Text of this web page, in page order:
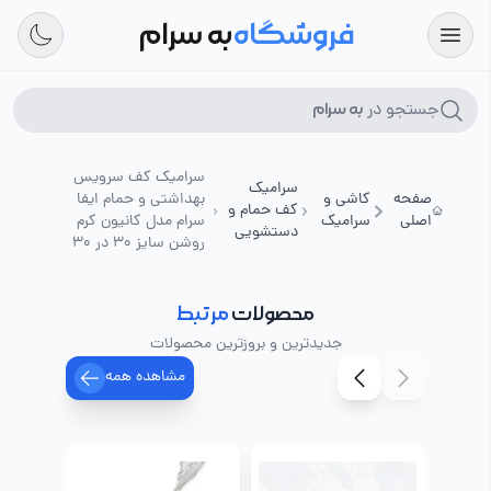
فروشگاهبه سرام
جستجو در به سرام
صفحه
اصلی
کاشی و
سرامیک
سرامیک
کف حمام و
دستشویی
سرامیک کف سرویس
بهداشتی و حمام ایفا
سرام مدل کانیون کرم
روشن سایز 30 در 30
محصولاتمرتبط
جدیدترین و بروزترین محصولات
مشاهده همه